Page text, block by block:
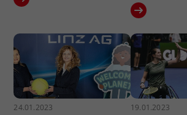
24.01.2023 19.01.2023